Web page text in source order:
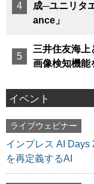
成─ユニリタ
ance」
三井住友海上
画像検知機能
イベント
ライブウェビナー
インプレス AI Days
を再定義するAI